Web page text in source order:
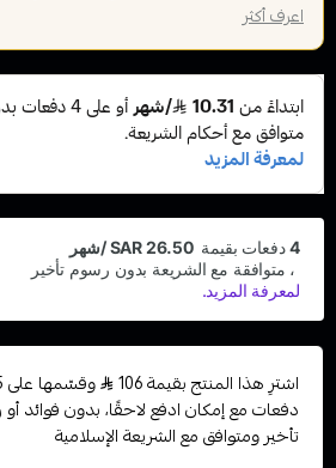
اعرف أكثر
اشترِ هذا المنتج بقيمة 106
دفعات مع إمكان ادفع لاحقًا، بدون فوائد
تأخير ومتوافق مع الشريعة الإسلامية